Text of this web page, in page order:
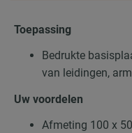
Toepassing
Bedrukte
van leidingen,
Uw voordelen
Afmeting 100 x